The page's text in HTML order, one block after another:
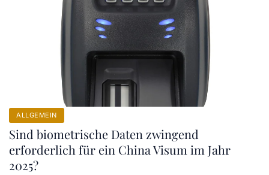
ALLGEMEIN
Sind biometrische Daten zwingend
erforderlich für ein China Visum im Jahr
2025?